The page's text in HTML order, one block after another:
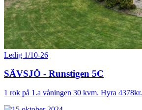
Ledig 1/10-26
SÄVSJÖ - Runstigen 5C
1 rok på 1.a våningen 30 kvm. Hyra 4378kr.